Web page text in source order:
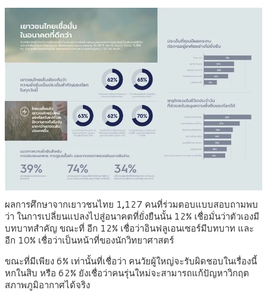
ผลการศึกษาจากเยาวชนไทย 1,127 คนที่ร่วมตอบแบบสอบถามพบ
ว่า ในการเปลี่ยนแปลงไปสู่อนาคตที่ยั่งยืนนั้น 12% เชื่อมั่นว่าตัวเองมี
บทบาทสำคัญ ขณะที่ อีก 12% เชื่อว่าอินฟลูเอนเซอร์มีบทบาท และ
อีก 10% เชื่อว่าเป็นหน้าที่ของนักวิทยาศาสตร์
ขณะที่มีเพียง 6% เท่านั้นที่เชื่อว่า คนวัยผู้ใหญ่จะรับผิดชอบในเรื่องนี้
หกในสิบ หรือ 62% ยังเชื่อว่าคนรุ่นใหม่จะสามารถแก้ปัญหาวิกฤต
สภาพภูมิอากาศได้จริง